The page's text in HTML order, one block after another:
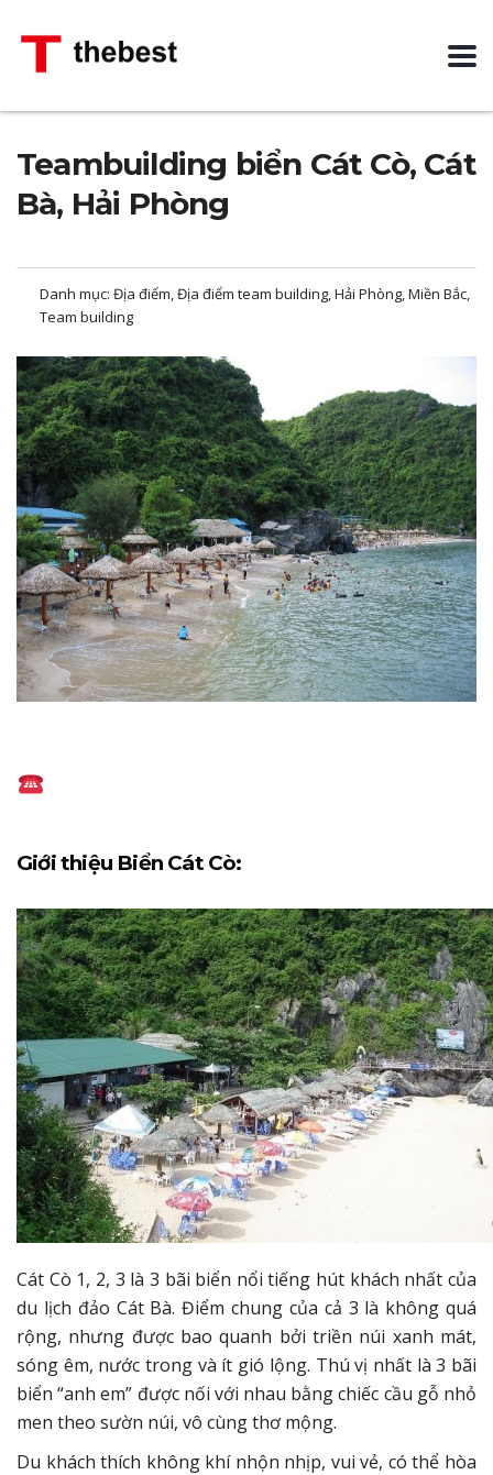
Teambuilding biển Cát Cò, Cát
Bà, Hải Phòng
Danh mục: Địa điểm, Địa điểm team building, Hải Phòng, Miền Bắc,
Team building
Giới thiệu Biển Cát Cò:
Cát Cò 1, 2, 3 là 3 bãi biển nổi tiếng hút khách nhất của
du lịch đảo Cát Bà. Điểm chung của cả 3 là không quá
rộng, nhưng được bao quanh bởi triền núi xanh mát,
sóng êm, nước trong và ít gió lộng. Thú vị nhất là 3 bãi
biển “anh em” được nối với nhau bằng chiếc cầu gỗ nhỏ
men theo sườn núi, vô cùng thơ mộng.
Du khách thích không khí nhộn nhịp, vui vẻ, có thể hòa